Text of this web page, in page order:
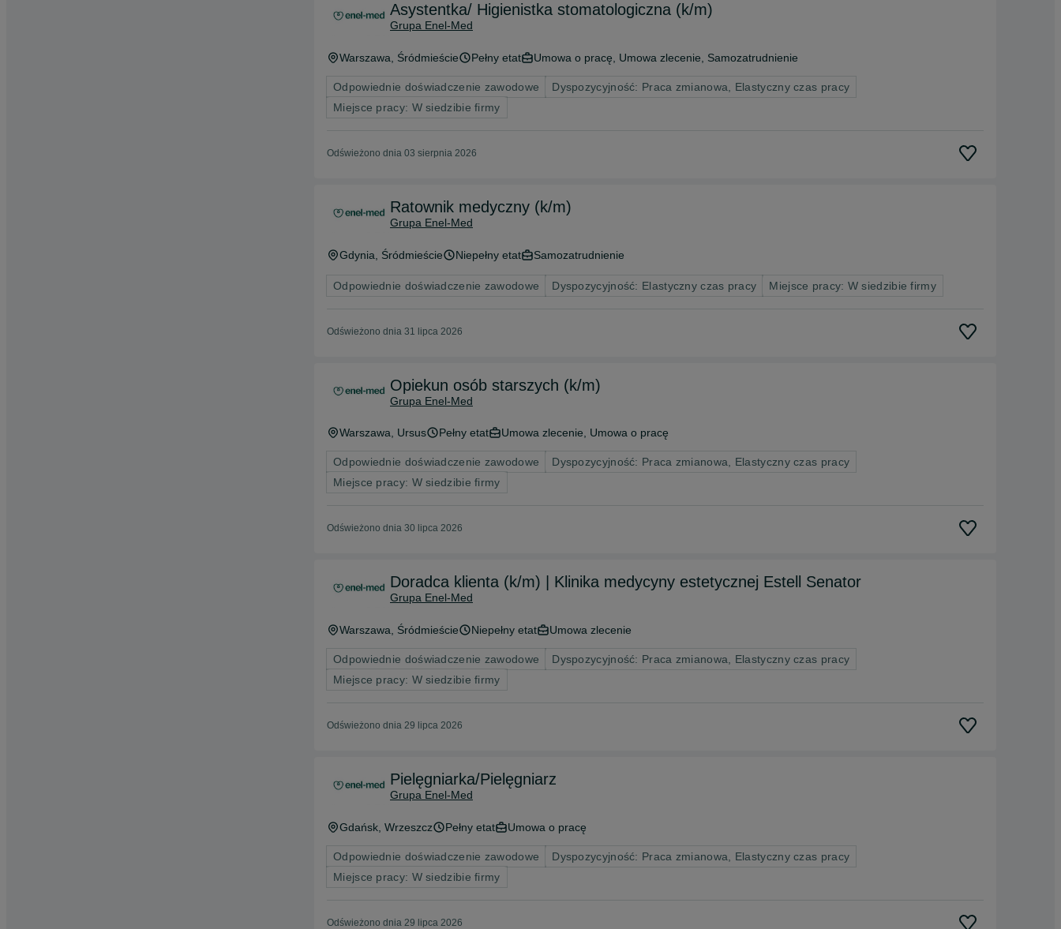
Asystentka/ Higienistka stomatologiczna (k/m)
Grupa Enel-Med
Warszawa , Śródmieście Pełny etat Umowa o pracę, Umowa zlecenie, Samozatrudnienie
Odpowiednie doświadczenie zawodowe
Dyspozycyjność: Praca zmianowa, Elastyczny czas pracy
Miejsce pracy: W siedzibie firmy
Odświeżono dnia 03 sierpnia 2026
Ratownik medyczny (k/m)
Grupa Enel-Med
Gdynia , Śródmieście Niepełny etat Samozatrudnienie
Odpowiednie doświadczenie zawodowe Dyspozycyjność: Elastyczny czas pracy Miejsce pracy: W siedzibie firmy
Odświeżono dnia 31 lipca 2026
Opiekun osób starszych (k/m)
Grupa Enel-Med
Warszawa, Ursus Pełny etat Umowa zlecenie, Umowa o pracę
Odpowiednie doświadczenie zawodowe
Dyspozycyjność: Praca zmianowa, Elastyczny czas pracy
Miejsce pracy: W siedzibie firmy
Odświeżono dnia 30 lipca 2026
Doradca klienta (k/m) | Klinika medycyny estetycznej Estell Senator
Grupa Enel-Med
Warszawa , Śródmieście Niepełny etat Umowa zlecenie
Odpowiednie doświadczenie zawodowe
Dyspozycyjność: Praca zmianowa, Elastyczny czas pracy
Miejsce pracy: W siedzibie firmy
Odświeżono dnia 29 lipca 2026
Pielęgniarka/Pielęgniarz
Grupa Enel-Med
Gdańsk , Wrzeszcz Pełny etat Umowa o pracę
Odpowiednie doświadczenie zawodowe
Dyspozycyjność: Praca zmianowa, Elastyczny czas pracy
Miejsce pracy: W siedzibie firmy
Odświeżono dnia 29 lipca 2026